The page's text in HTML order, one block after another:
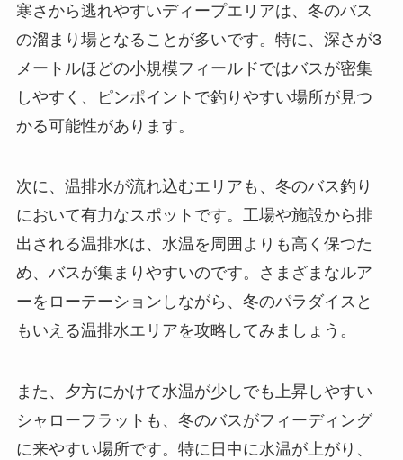
寒さから逃れやすいディープエリアは、冬のバス
の溜まり場となることが多いです。特に、深さが3
メートルほどの小規模フィールドではバスが密集
しやすく、ピンポイントで釣りやすい場所が見つ
かる可能性があります。
次に、温排水が流れ込むエリアも、冬のバス釣り
において有力なスポットです。工場や施設から排
出される温排水は、水温を周囲よりも高く保つた
め、バスが集まりやすいのです。さまざまなルア
ーをローテーションしながら、冬のパラダイスと
もいえる温排水エリアを攻略してみましょう。
また、夕方にかけて水温が少しでも上昇しやすい
シャローフラットも、冬のバスがフィーディング
に来やすい場所です。特に日中に水温が上がり、